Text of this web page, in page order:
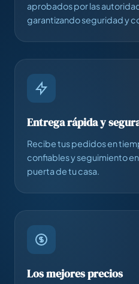
aprobados por las
garantizando seguridad y
Entrega rápida y
Recibe tus pedidos en
confiables y seguimiento
puerta de tu casa.
Los mejores precios